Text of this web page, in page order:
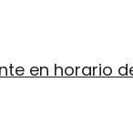
en horario